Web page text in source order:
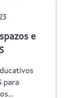
e
para